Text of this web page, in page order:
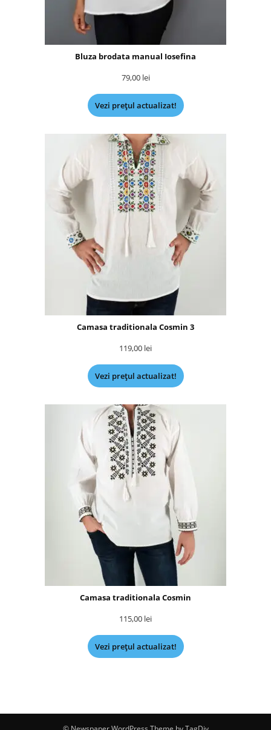
Bluza brodata manual Iosefina
79,00 lei
Vezi prețul actualizat!
Camasa traditionala Cosmin 3
119,00 lei
Vezi prețul actualizat!
Camasa traditionala Cosmin
115,00 lei
Vezi prețul actualizat!